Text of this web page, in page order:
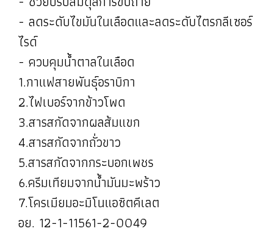
- ลดระดับไขมันในเลือดและลดระดับไตรกลีเซอร์
ไรด์
- ควบคุมน้ำตาลในเลือด
1.กาแฟสายพันธุ์อราบิกา
2.ไฟเบอร์จากข้าวโพด
3.สารสกัดจากผลส้มแขก
4.สารสกัดจากถั่วขาว
5.สารสกัดจากกระบอกเพชร
6.ครีมเทียมจากน้ำมันมะพร้าว
7.โครเมียมอะมิโนแอซิตคีเลต
อย. 12-1-11561-2-0049